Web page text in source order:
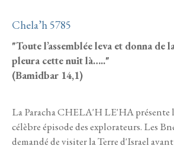
Chela’h 5785
"Toute l’assemblée leva et donna de
pleura cette nuit là….."
(Bamidbar 14,1)
La Paracha CHELA'H LE'HA présente
célèbre épisode des explorateurs. Les
demandé de visiter la Terre d'Israel